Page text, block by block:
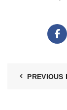
PREVIOUS